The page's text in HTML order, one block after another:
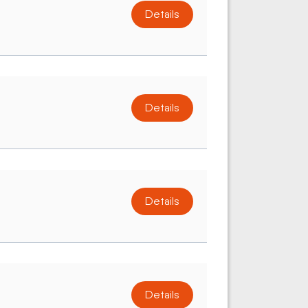
Details
Details
Details
Details